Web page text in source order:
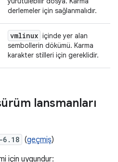
derlemeler için sağlanmalıdır.
vmlinux içinde yer alan
sembollerin dökümü. Karma
karakter stilleri için gereklidir.
lansmanları
6.18 (geçmiş)
için uygundur: